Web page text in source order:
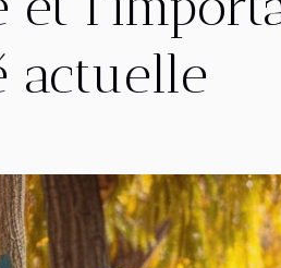
actuelle